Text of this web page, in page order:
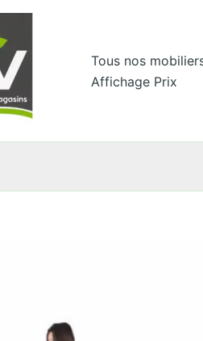
Tous nos
Affichage Prix